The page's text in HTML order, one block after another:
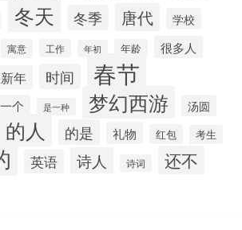
冬天 冬季 唐代 学校
寓意 工作 年初 年龄 很多人
新年 时间 春节
个 是一种 梦幻西游 汤圆
的人 的是 礼物 红包
考生
英语 诗人 诗词 还不